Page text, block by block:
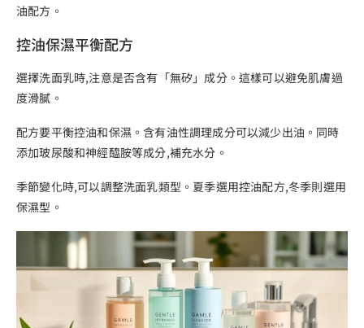
油配方。
控油保濕平衡配方
選擇洗面乳時,注意是否含有「無矽」成分。這樣可以避免肌膚過
度滑膩。
配方要平衡控油和保濕。含有油性調理成分可以減少出油。同時
添加玻尿酸和神經醯胺等成分,補充水分。
季節變化時,可以調整洗面乳類型。夏季選用控油配方,冬季則選用
保濕型。